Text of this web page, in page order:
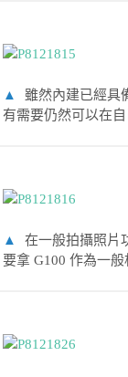
▲
雖然內建已經具
有需要仍然可以在自
▲
在一般拍攝照片
要拿 G100 作為一